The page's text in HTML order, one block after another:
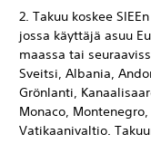
2. Takuu koskee
jossa käyttäjä asuu
maassa tai
Sveitsi, Albania,
Grönlanti,
Monaco,
Vatikaanivaltio.